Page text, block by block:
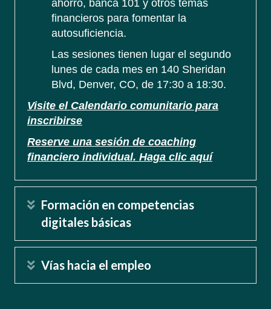
ahorro, banca 101 y otros temas
financieros para fomentar la
autosuficiencia.
Las sesiones tienen lugar el segundo
lunes de cada mes en 140 Sheridan
Blvd, Denver, CO, de 17:30 a 18:30.
Visite el Calendario comunitario para
inscribirse
Reserve una sesión de coaching
financiero individual. Haga clic aquí
Ampliar
Formación en competencias
digitales básicas
Ampliar
Vías hacia el empleo